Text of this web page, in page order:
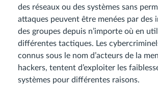
des réseaux ou des systèmes sans
attaques peuvent être menées par des
des groupes depuis n’importe où en
différentes tactiques. Les
connus sous le nom d’acteurs de la
hackers, tentent d’exploiter les
systèmes pour différentes raisons.